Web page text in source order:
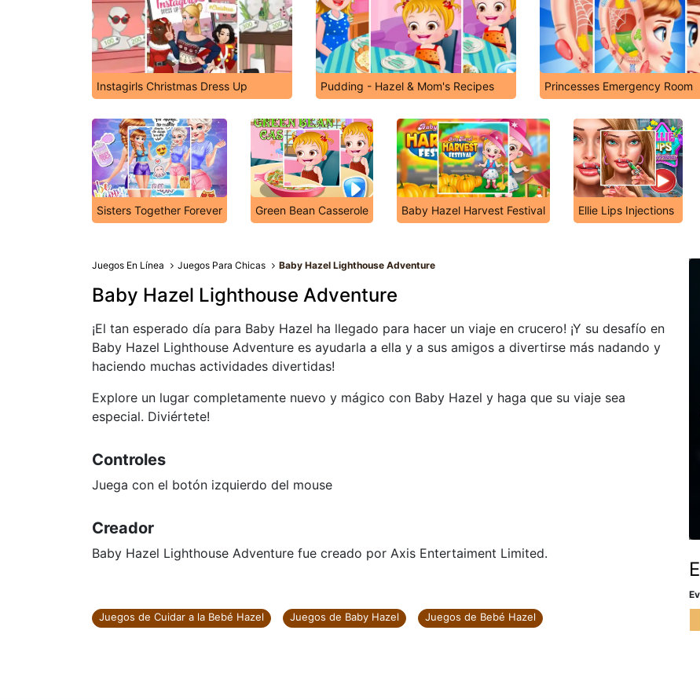
Instagirls Christmas Dress Up Pudding - Hazel & Mom's Recipes Princesses Emergency Room
Sisters Together Forever Green Bean Casserole Baby Hazel Harvest Festival Ellie Lips Injections
Juegos En Línea Juegos Para Chicas Baby Hazel Lighthouse Adventure
Baby Hazel Lighthouse Adventure
¡El tan esperado día para Baby Hazel ha llegado para hacer un viaje en crucero! ¡Y su desafío en
Baby Hazel Lighthouse Adventure es ayudarla a ella y a sus amigos a divertirse más nadando y
haciendo muchas actividades divertidas!
Explore un lugar completamente nuevo y mágico con Baby Hazel y haga que su viaje sea
especial. Diviértete!
Controles
Juega con el botón izquierdo del mouse
Creador
Baby Hazel Lighthouse Adventure fue creado por Axis Entertaiment Limited.
Juegos de Cuidar a la Bebé Hazel Juegos de Baby Hazel Juegos de Bebé Hazel